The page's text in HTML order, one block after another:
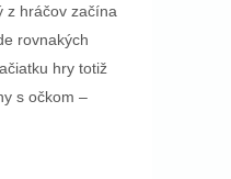
z hráčov začína
rovnakých
hry totiž
s očkom –